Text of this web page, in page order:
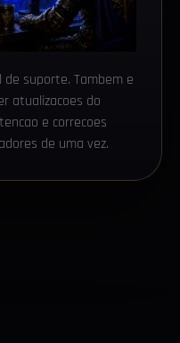
de suporte. Tambem e
atualizacoes do
e correcoes
de uma vez.